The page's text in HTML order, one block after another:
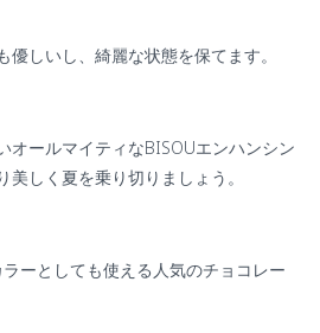
しいし、綺麗な状態を保てます。
オールマイティなBISOUエンハンシン
しく夏を乗り切りましょう。
ーとしても使える人気のチョコレー